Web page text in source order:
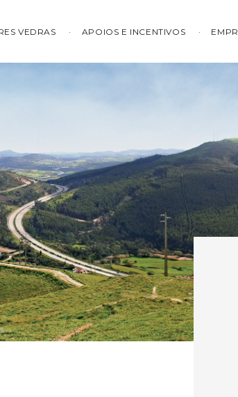
VEDRAS APOIOS E INCENTIVOS